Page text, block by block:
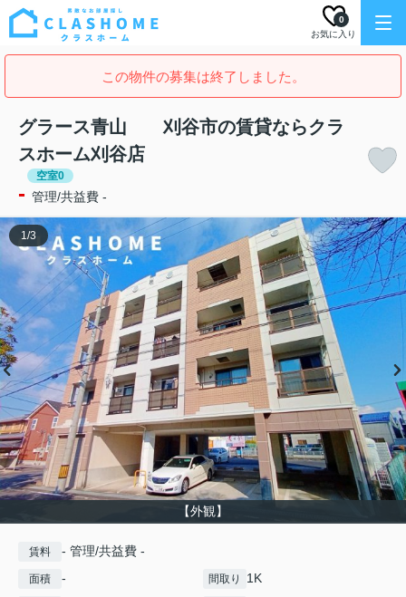
お気に入り
0
この物件の募集は終了しました。
グラース青山 刈谷市の賃貸ならクラ
スホーム刈谷店
空室0
- 管理/共益費 -
【外観】
1/3
賃料 - 管理/共益費 -
面積 - 間取り 1K